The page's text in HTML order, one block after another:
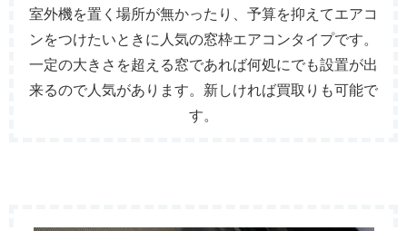
室外機を置く場所が無かったり、予算を抑えてエアコ
ンをつけたいときに人気の窓枠エアコンタイプです。
一定の大きさを超える窓であれば何処にでも設置が出
来るので人気があります。新しければ買取りも可能で
す。